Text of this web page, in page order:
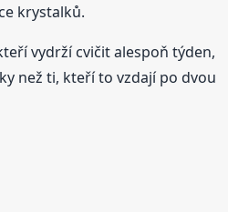
krystalků.
vydrží cvičit alespoň týden,
než ti, kteří to vzdají po dvou